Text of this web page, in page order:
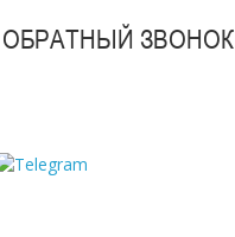
ОБРАТНЫЙ ЗВОНОК